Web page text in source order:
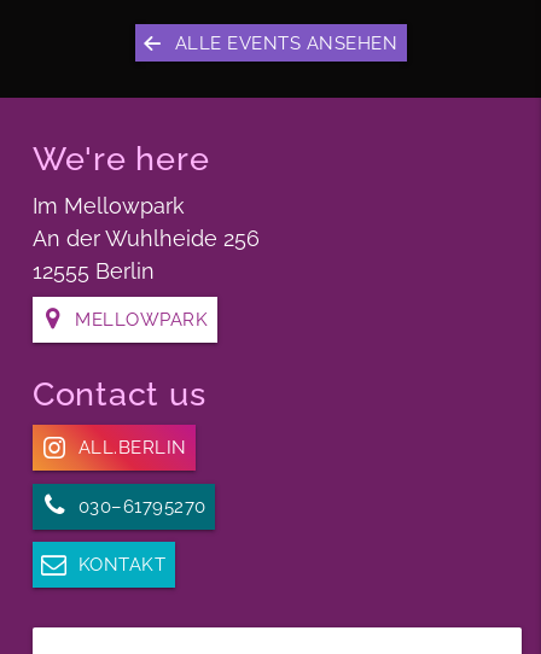
ALLE EVENTS ANSEHEN
We're here
Im Mellowpark
An der Wuhlheide 256
12555 Berlin
MELLOWPARK
Contact us
ALL.BERLIN
030–61795270
KONTAKT